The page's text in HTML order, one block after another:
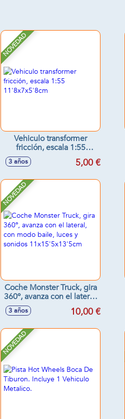
NOVEDAD
Vehiculo transformer
fricción, escala 1:55
11'8x7x5'8cm
3 años 5,00 €
NOVEDAD
Coche Monster Truck, gira
360º, avanza con el lateral,
con modo baile, luces y
sonidos 11x15'5x13'5cm
3 años 10,00 €
NOVEDAD